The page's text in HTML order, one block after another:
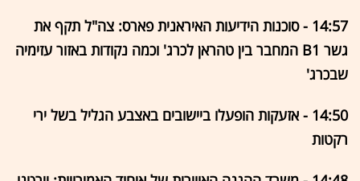
14:57 - סוכנות הידיעות האיראנית פארס: צה"ל תקף את
גשר B1 המחבר בין טהראן לכרג' וכמה נקודות באזור עזימיה
שבכרג'
14:50 - אזעקות הופעלו ביישובים באצבע הגליל בשל ירי
רקטות